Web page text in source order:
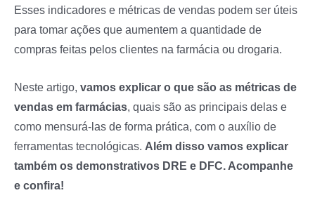
Esses indicadores e métricas de vendas podem ser úteis
para tomar ações que aumentem a quantidade de
compras feitas pelos clientes na farmácia ou drogaria.
Neste artigo, vamos explicar o que são as métricas de
vendas em farmácias, quais são as principais delas e
como mensurá-las de forma prática, com o auxílio de
ferramentas tecnológicas. Além disso vamos explicar
também os demonstrativos DRE e DFC. Acompanhe
e confira!